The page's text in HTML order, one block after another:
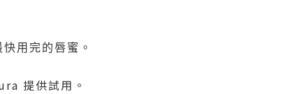
用完的唇蜜。
提供試用。